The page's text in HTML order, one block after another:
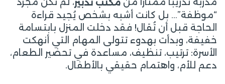
مكتب تدبير
“موظفة”… بل كانت أشبه بشخص يُجيد قراءة
الحاجة قبل أن تُقال! فقد دخلت المنزل بابتسامة
خفيفة، وبدأت بهدوء تتولى المهام التي أنهكت
الأسرة: ترتيب، تنظيف، مساعدة في تحضير الطعام،
دعم للأم، واهتمام حقيقي بالأطفال.